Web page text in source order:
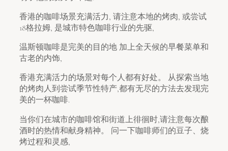
香港的咖啡场景充满活力, 请注意本地的烤肉, 或尝试
18格拉姆, 是城市特色咖啡行业的先驱,
温斯顿咖啡是完美的目的地 加上全天候的早餐菜单和
古老的内饰,
香港充满活力的场景对每个人都有好处。 从探索当地
的烤肉人到尝试季节性特产,都有无尽的方法去发现完
美的一杯咖啡.
当你们在城市的咖啡馆和街道上徘徊时,请注意每次酿
酒时的热情和献身精神。 问一下咖啡师们的豆子、烧
烤过程和灵感,